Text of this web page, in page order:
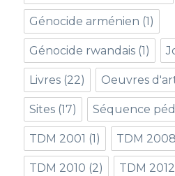
Génocide arménien (1)
Génocide rwandais (1)
Livres (22) Oeuvres
Sites (17) Séquence
TDM 2001 (1) TDM 2008
TDM 2010 (2) TDM 2012